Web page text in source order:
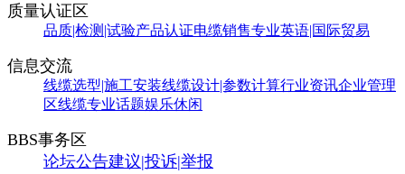
质量认证区
品质|检测|试验产品认证电缆销售专业英语|国际贸易
信息交流
线缆选型|施工安装线缆设计|参数计算行业资讯企业管理
区线缆专业话题娱乐休闲
BBS事务区
论坛公告建议|投诉|举报